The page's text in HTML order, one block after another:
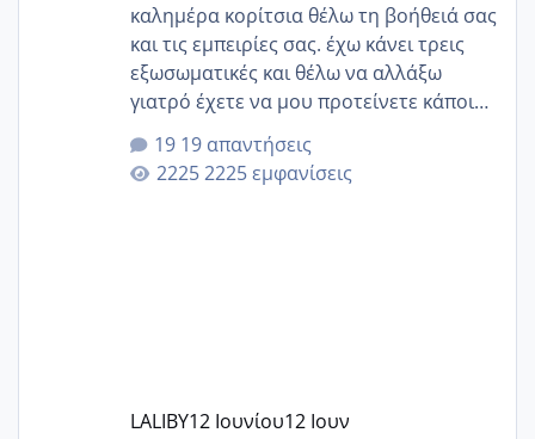
καλημέρα κορίτσια θέλω τη βοήθειά σας
και τις εμπειρίες σας. έχω κάνει τρεις
εξωσωματικές και θέλω να αλλάξω
γιατρό έχετε να μου προτείνετε κάποιον
που μείνατε ευχαριστημένες και είχατε
επιιτυχία? έκανα στο υγεία με τον
ζερβομανωλάκη (δεν το εψαξε καθόλου
19 απαντήσεις
2225 εμφανίσεις
LALIBY12 Ιουνίου12 Ιουν